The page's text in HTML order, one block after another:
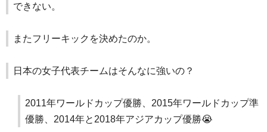
できない。
またフリーキックを決めたのか。
日本の女子代表チームはそんなに強いの？
2011年ワールドカップ優勝、2015年ワールドカップ準
優勝、2014年と2018年アジアカップ優勝😭